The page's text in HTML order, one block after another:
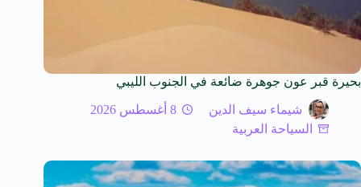
بحيرة قبر عون جوهرة ضائعة في الجنوب الليبي
شيماء سيف الدين
8 أغسطس 2026
السياحة العربية